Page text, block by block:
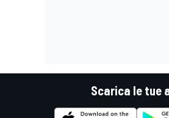
Scarica le tue